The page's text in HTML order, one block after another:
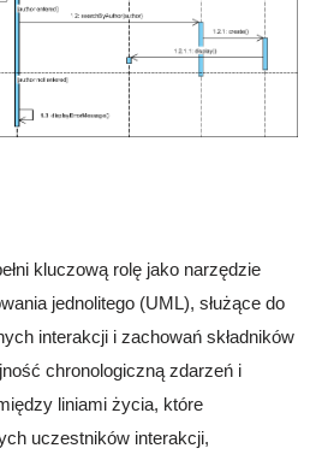
kluczową rolę jako narzędzie
jednolitego (UML), służące do
interakcji i zachowań składników
chronologiczną zdarzeń i
liniami życia, które
uczestników interakcji,